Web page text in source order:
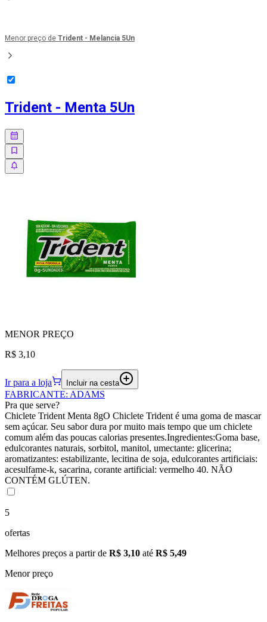
Menor preço de Trident - Melancia 5Un
Trident - Menta 5Un
MENOR PREÇO
R$ 3,10
Ir para a loja Incluir na cesta
FABRICANTE: ADAMS
Pra que serve?
Chiclete Trident Menta 8gO Chiclete Trident é uma goma de mascar
sem açúcar. Seu sabor dura por muito mais tempo que um chiclete
comum além das poucas calorias presentes.Ingredientes:Goma base,
edulcorantes naturais, sorbitol, manitol, umectante: glicerina;
aromatizantes: estabilizante, lecitina de soja, edulcorantes artificiais:
acesulfame-k, sacarina, corante artificial: vermelho 40. NÃO
CONTÉM GLÚTEN.
5
ofertas
Melhores preços a partir de R$ 3,10 até R$ 5,49
Menor preço